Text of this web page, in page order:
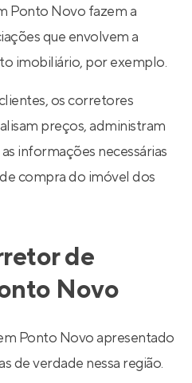
Ponto Novo fazem a
que envolvem a
imobiliário, por exemplo.
os corretores
preços, administram
informações necessárias
compra do imóvel dos
de
Novo
Ponto Novo apresentado
de verdade nessa região.